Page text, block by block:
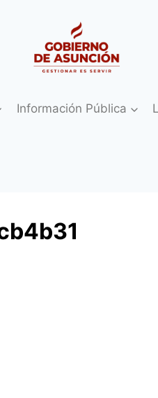
Información Pública